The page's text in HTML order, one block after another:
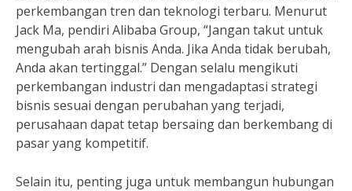
perkembangan tren dan teknologi terbaru. Menurut
Jack Ma, pendiri Alibaba Group, “Jangan takut untuk
mengubah arah bisnis Anda. Jika Anda tidak berubah,
Anda akan tertinggal.” Dengan selalu mengikuti
perkembangan industri dan mengadaptasi strategi
bisnis sesuai dengan perubahan yang terjadi,
perusahaan dapat tetap bersaing dan berkembang di
pasar yang kompetitif.
Selain itu, penting juga untuk membangun hubungan